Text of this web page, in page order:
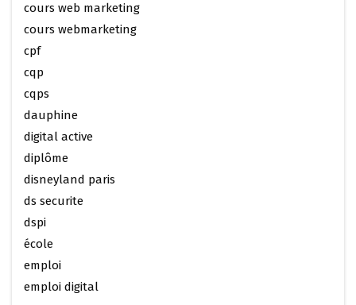
cours web marketing
cours webmarketing
cpf
cqp
cqps
dauphine
digital active
diplôme
disneyland paris
ds securite
dspi
école
emploi
emploi digital